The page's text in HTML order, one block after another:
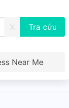
X
Near Me